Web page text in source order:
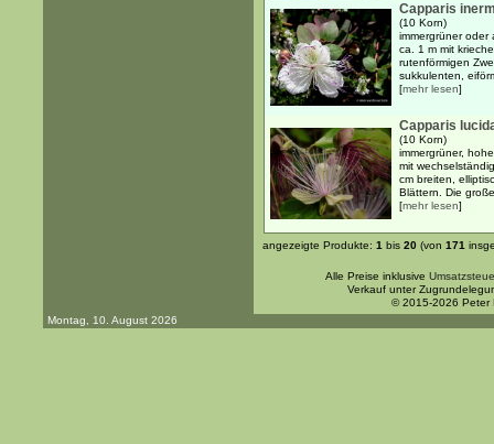
Capparis
(10 Korn)
immergrüner oder
ca. 1 m mit
rutenförmigen
sukkulenten,
[mehr lesen]
Capparis
(10 Korn)
immergrüner,
mit
cm breiten,
Blättern. Die
[mehr lesen]
angezeigte Produkte: 1 bis 20 (von 171
Alle Preise inklusive
Verkauf unter
© 2015-2026 Peter
Montag, 10. August 2026